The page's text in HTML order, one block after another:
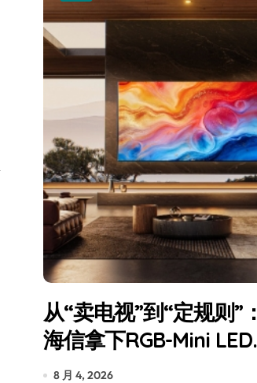
从“卖电视”到“定规则”：
海信拿下RGB-Mini LED
全球话语权
8 月 4, 2026